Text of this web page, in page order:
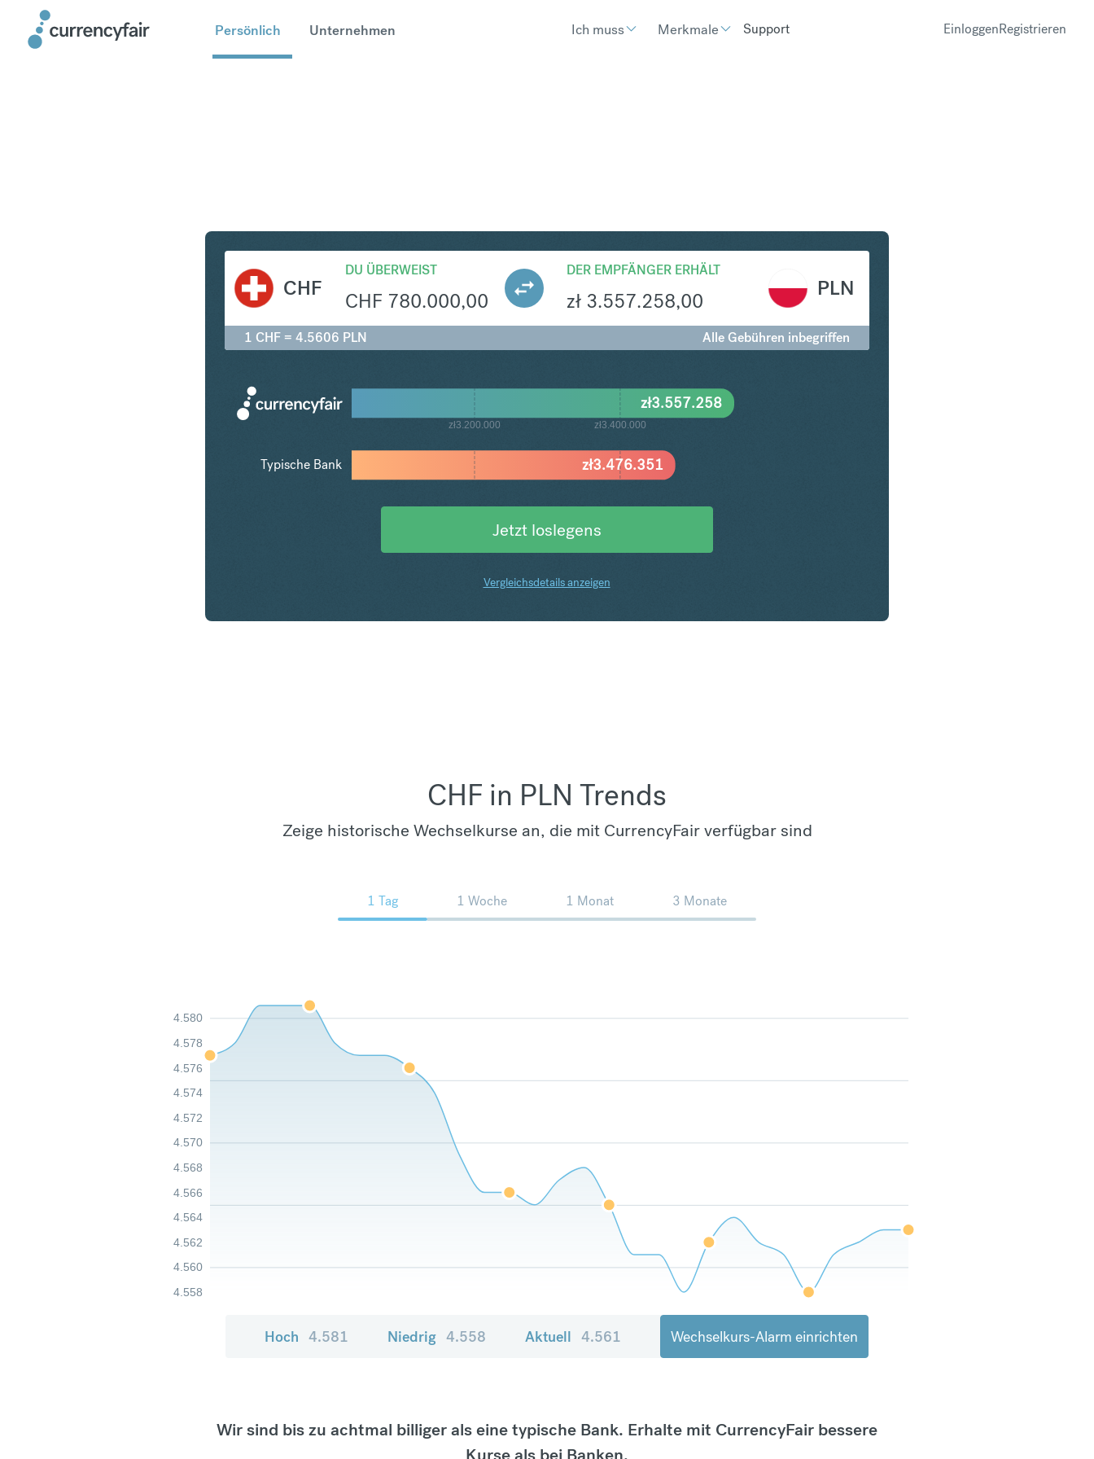
Persönlich Unternehmen Ich muss Merkmale Support EinloggenRegistrieren
CHF
DU ÜBERWEIST
CHF 780.000,00
DER EMPFÄNGER ERHÄLT
zł 3.557.258,00
PLN
1 CHF = 4.5606 PLN Alle Gebühren inbegriffen
zł3.200.000 zł3.400.000
zł3.476.351
zł3.557.258
Typische Bank
Jetzt loslegens
Vergleichsdetails anzeigen
CHF in PLN Trends
Zeige historische Wechselkurse an, die mit CurrencyFair verfügbar sind
1 Tag 1 Woche 1 Monat 3 Monate
4.558
4.560
4.562
4.564
4.566
4.568
4.570
4.572
4.574
4.576
4.578
4.580
Hoch 4.581 Niedrig 4.558 Aktuell 4.561 Wechselkurs-Alarm einrichten
Wir sind bis zu achtmal billiger als eine typische Bank. Erhalte mit CurrencyFair bessere
Kurse als bei Banken.